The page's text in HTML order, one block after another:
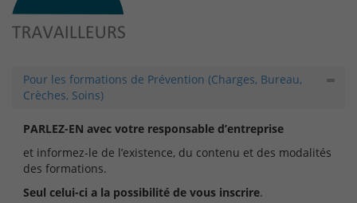
Pour les formations de Prévention (Charges, Bureau,
Crèches, Soins)
PARLEZ-EN avec votre responsable d’entreprise
et informez-le de l’existence, du contenu et des modalités
des formations.
Seul celui-ci a la possibilité de vous inscrire.